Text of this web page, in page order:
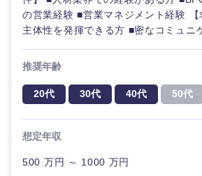
中国・四国地方
鳥取県 島根
岡山県
山口県
の営業経験 ■営業マネジメント経験
主体性を発揮できる方 ■密なコミュニ
推奨年齢
20代 30代 40代 50代
想定年収
500 万円 ～ 1000 万円